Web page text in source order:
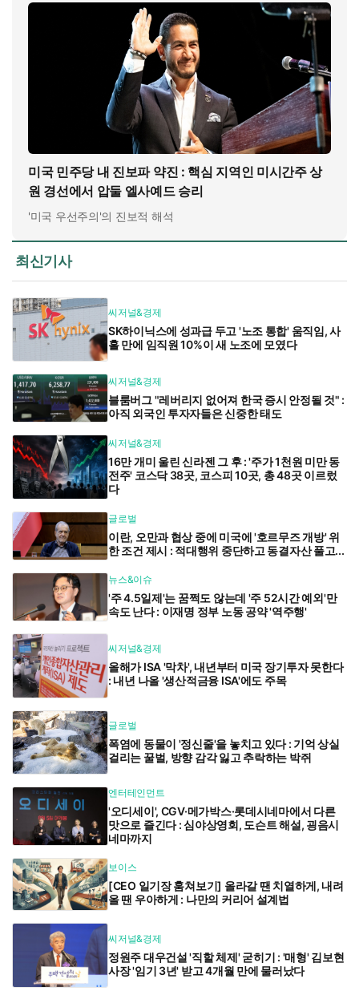
미국 민주당 내 진보파 약진 : 핵심 지역인 미시간주 상
원 경선에서 압둘 엘사예드 승리
'미국 우선주의'의 진보적 해석
최신기사
씨저널&경제
SK하이닉스에 성과급 두고 '노조 통합' 움직임, 사
흘 만에 임직원 10%이 새 노조에 모였다
씨저널&경제
블룸버그 "레버리지 없어져 한국 증시 안정될 것" :
아직 외국인 투자자들은 신중한 태도
씨저널&경제
16만 개미 울린 신라젠 그 후 : '주가 1천원 미만 동
전주' 코스닥 38곳, 코스피 10곳, 총 48곳 이르렀
다
글로벌
이란, 오만과 협상 중에 미국에 '호르무즈 개방' 위
한 조건 제시 : 적대행위 중단하고 동결자산 풀고...
뉴스&이슈
'주 4.5일제'는 꿈쩍도 않는데 '주 52시간 예외'만
속도 난다 : 이재명 정부 노동 공약 '역주행'
씨저널&경제
올해가 ISA '막차', 내년부터 미국 장기투자 못한다
: 내년 나올 '생산적금융 ISA'에도 주목
글로벌
폭염에 동물이 '정신줄'을 놓치고 있다 : 기억 상실
걸리는 꿀벌, 방향 감각 잃고 추락하는 박쥐
엔터테인먼트
'오디세이', CGV·메가박스·롯데시네마에서 다른
맛으로 즐긴다 : 심야상영회, 도슨트 해설, 굉음시
네마까지
보이스
[CEO 일기장 훔쳐보기] 올라갈 땐 치열하게, 내려
올 땐 우아하게 : 나만의 커리어 설계법
씨저널&경제
정원주 대우건설 '직할 체제' 굳히기 : '매형' 김보현
사장 '임기 3년' 받고 4개월 만에 물러났다